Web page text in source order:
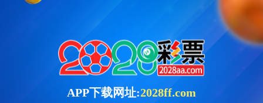
APP下载网址:2028ff.com